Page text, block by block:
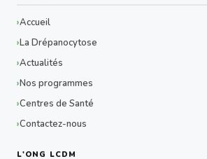
Accueil
La Drépanocytose
Actualités
Nos programmes
Centres de Santé
Contactez-nous
L'ONG LCDM